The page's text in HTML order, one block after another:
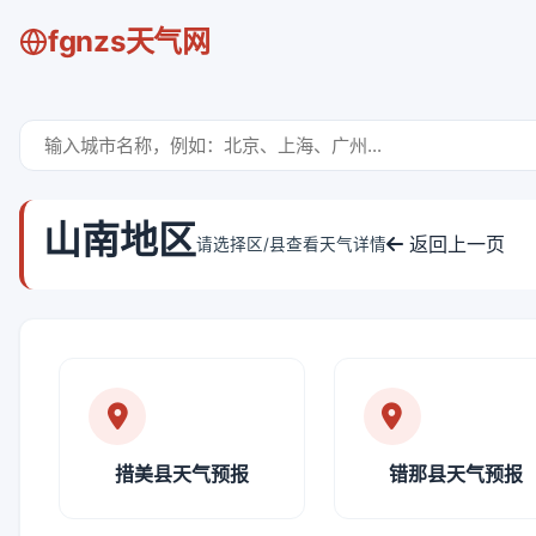
fgnzs天气网
山南地区请选择区/县查看天气详情 返回上一页
措美县天气预报 错那县天气预报